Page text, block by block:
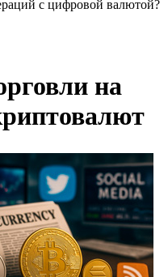
с цифровой валютой?
на